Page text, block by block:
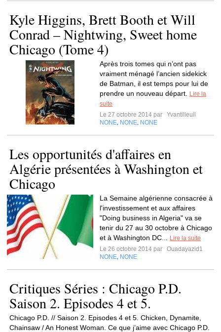
Kyle Higgins, Brett Booth et Will
Conrad – Nightwing, Sweet home
Chicago (Tome 4)
Après trois tomes qui n’ont pas
vraiment ménagé l’ancien sidekick
de Batman, il est temps pour lui de
prendre un nouveau départ.
Lire la
suite
Le 27 octobre 2014 par
Yvantilleuil
NONE NONE NONE
Les opportunités d'affaires en
Algérie présentées à Washington et
Chicago
La Semaine algérienne consacrée à
l'investissement et aux affaires
"Doing business in Algeria" va se
tenir du 27 au 30 octobre à Chicago
et à Washington DC...
Lire la suite
Le 26 octobre 2014 par
Ouadayazid1
NONE NONE
Critiques Séries : Chicago P.D.
Saison 2. Episodes 4 et 5.
Chicago P.D. // Saison 2. Episodes 4 et 5. Chicken, Dynamite,
Chainsaw / An Honest Woman. Ce que j’aime avec Chicago P.D.